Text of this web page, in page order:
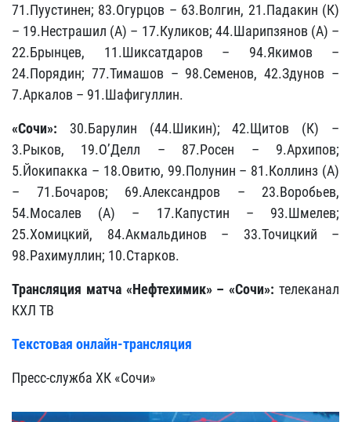
71.Пуустинен; 83.Огурцов – 63.Волгин, 21.Падакин (К)
– 19.Нестрашил (А) – 17.Куликов; 44.Шарипзянов (А) –
22.Брынцев, 11.Шиксатдаров – 94.Якимов –
24.Порядин; 77.Тимашов – 98.Семенов, 42.Здунов –
7.Аркалов – 91.Шафигуллин.
«Сочи»: 30.Барулин (44.Шикин); 42.Щитов (К) –
3.Рыков, 19.О’Делл – 87.Росен – 9.Архипов;
5.Йокипакка – 18.Овитю, 99.Полунин – 81.Коллинз (А)
– 71.Бочаров; 69.Александров – 23.Воробьев,
54.Мосалев (А) – 17.Капустин – 93.Шмелев;
25.Хомицкий, 84.Акмальдинов – 33.Точицкий –
98.Рахимуллин; 10.Старков.
Трансляция матча «Нефтехимик» – «Сочи»:телеканал
КХЛ ТВ
Текстовая онлайн-трансляция
Пресс-служба ХК «Сочи»